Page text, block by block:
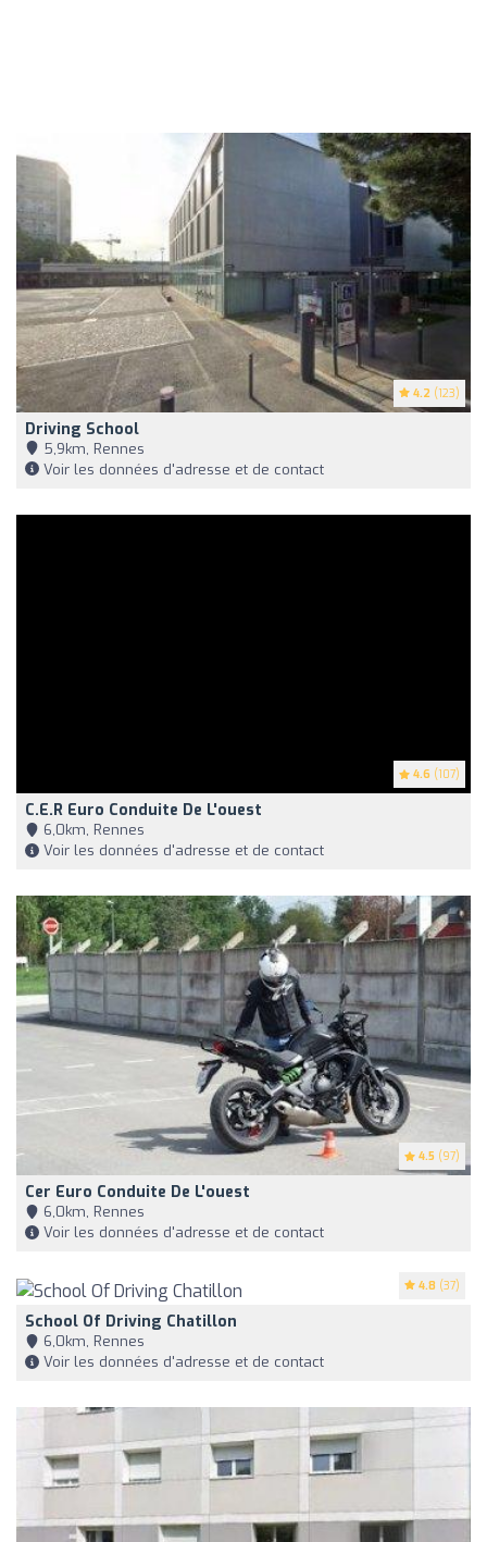
4.2 (123)
Driving School
5,9km, Rennes
Voir les données d'adresse et de contact
4.6 (107)
C.e.r Euro Conduite De L'ouest
6,0km, Rennes
Voir les données d'adresse et de contact
4.5 (97)
Cer Euro Conduite De L'ouest
6,0km, Rennes
Voir les données d'adresse et de contact
4.8 (37)
School Of Driving Chatillon
6,0km, Rennes
Voir les données d'adresse et de contact